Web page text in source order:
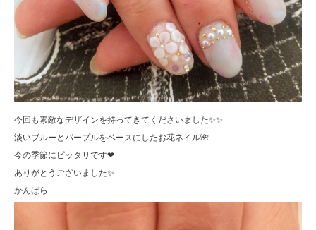
今回も素敵なデザインを持ってきてくださいました✨✨
淡いブルーとパープルをベースにしたお花ネイル🌺
今の季節にピッタリです❤
ありがとうございました✨
かんばら